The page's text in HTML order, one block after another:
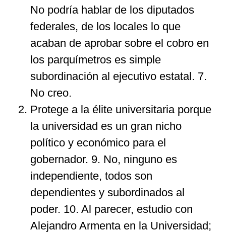
No podría hablar de los diputados
federales, de los locales lo que
acaban de aprobar sobre el cobro en
los parquímetros es simple
subordinación al ejecutivo estatal. 7.
No creo.
Protege a la élite universitaria porque
la universidad es un gran nicho
político y económico para el
gobernador. 9. No, ninguno es
independiente, todos son
dependientes y subordinados al
poder. 10. Al parecer, estudio con
Alejandro Armenta en la Universidad;